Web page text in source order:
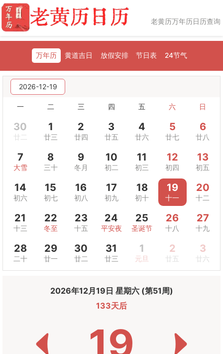
老黄历万年历日历查询
万年历 黄道吉日 放假安排 节日表 24节气
2026-12-19
一 二 三 四 五 六 日
30 1
廿三
2
廿四
3
廿五
4
廿六
5
廿七
6
廿八
7
大雪
8
三十
9
冬月
10
初二
11
初三
12
初四
13
初五
14
初六
15
初七
16
初八
17
初九
18
初十
19
十一
20
十二
21
十三
22
冬至
23
十五
24
平安夜
25
圣诞节
26
十八
27
十九
28
二十
29
廿一
30
廿二
31
廿三
1
元旦
2
廿五
3
廿六
2026年12月19日 星期六 (第51周)
133天后
19